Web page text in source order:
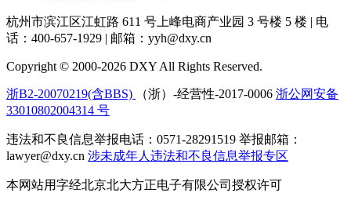
杭州市滨江区江虹路 611 号上峰电商产业园 3 号楼 5 楼 | 电
话：400-657-1929 | 邮箱：yyh@dxy.cn
Copyright © 2000-2026 DXY All Rights Reserved.
浙B2-20070219(含BBS) （浙）-经营性-2017-0006 浙公网安备
33010802004314 号
违法和不良信息举报电话：0571-28291519 举报邮箱：
lawyer@dxy.cn 涉未成年人违法和不良信息举报专区
本网站用字经北京北大方正电子有限公司授权许可